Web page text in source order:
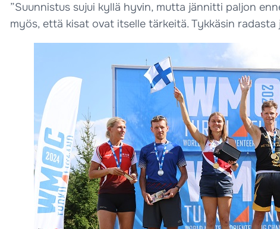
”Suunnistus sujui kyllä hyvin, mutta jännitti paljon
myös, että kisat ovat itselle tärkeitä. Tykkäsin radasta